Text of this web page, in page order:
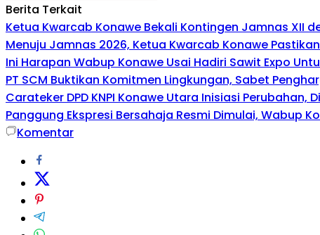
Berita Terkait
Ketua Kwarcab Konawe Bekali Kontingen Jamnas XII
Menuju Jamnas 2026, Ketua Kwarcab Konawe
Ini Harapan Wabup Konawe Usai Hadiri Sawit Expo
PT SCM Buktikan Komitmen Lingkungan, Sabet
Carateker DPD KNPI Konawe Utara Inisiasi Perubahan,
Panggung Ekspresi Bersahaja Resmi Dimulai, Wabup
Komentar